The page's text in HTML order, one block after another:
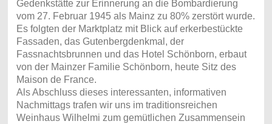
Gedenkstätte zur Erinnerung an die Bombardierung
vom 27. Februar 1945 als Mainz zu 80% zerstört wurde.
Es folgten der Marktplatz mit Blick auf erkerbestückte
Fassaden, das Gutenbergdenkmal, der
Fassnachtsbrunnen und das Hotel Schönborn, erbaut
von der Mainzer Familie Schönborn, heute Sitz des
Maison de France.
Als Abschluss dieses interessanten, informativen
Nachmittags trafen wir uns im traditionsreichen
Weinhaus Wilhelmi zum gemütlichen Zusammensein